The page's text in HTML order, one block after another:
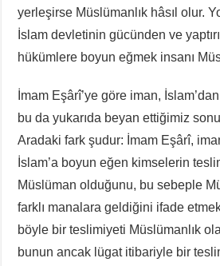
yerleşirse Müslümanlık hâsıl olur.
İslam devletinin gücünden ve
hükümlere boyun eğmek insanı
İmam Eşârî’ye göre iman,
bu da yukarıda beyan ettiğimiz
Aradaki fark şudur: İmam Eşârî,
İslam’a boyun eğen kimselerin
Müslüman olduğunu, bu sebeple
farklı manalara geldiğini ifade
böyle bir teslimiyeti Müslümanlık
bunun ancak lügat itibariyle bir